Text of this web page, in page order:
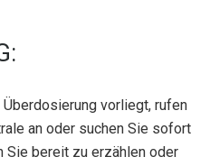
vorliegt, rufen
an oder suchen Sie sofort
bereit zu erzählen oder